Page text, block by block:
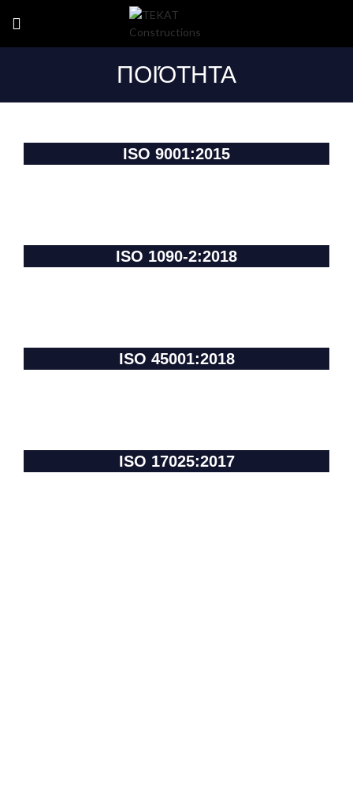
ΠΟΙΌΤΗΤΑ
ISO 9001:2015
ISO 1090-2:2018
ISO 45001:2018
ISO 17025:2017